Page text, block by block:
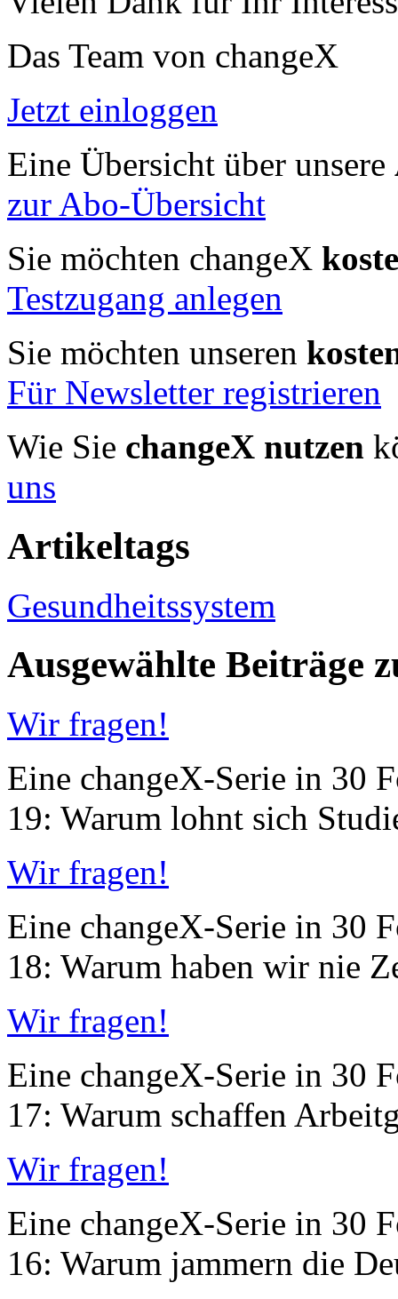
Das Team von changeX
Jetzt einloggen
Eine Übersicht über unsere
zur Abo-Übersicht
Sie möchten changeX
Testzugang anlegen
Sie möchten unseren
Für Newsletter registrieren
Wie Sie changeX nutzen
uns
Artikeltags
Gesundheitssystem
Ausgewählte Beiträge
Wir fragen!
Eine changeX-Serie in 30
19: Warum lohnt sich
Wir fragen!
Eine changeX-Serie in 30
18: Warum haben wir nie
Wir fragen!
Eine changeX-Serie in 30
17: Warum schaffen
Wir fragen!
Eine changeX-Serie in 30
16: Warum jammern die